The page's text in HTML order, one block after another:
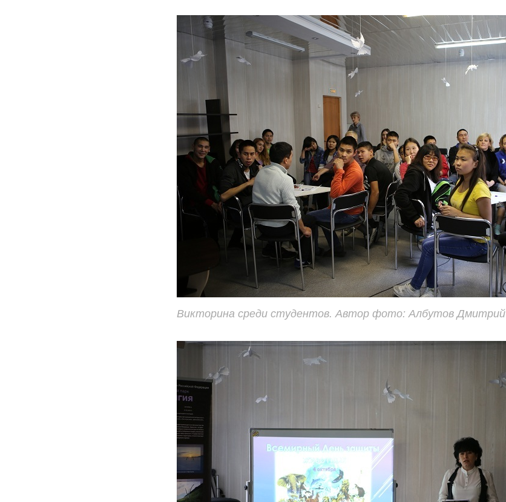
Викторина среди студентов. Автор фото: Албутов Дмитрий